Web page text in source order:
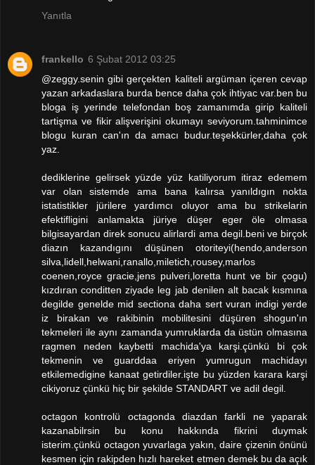
Yanıtla
frankello 6 Şubat 2012 03:25
@zeggy.senin gibi gerçekten kaliteli argüman içeren cevap
yazan arkadaslara burda bence daha çok ihtiyac var.ben bu
bloga iş yerinde telefondan boş zamanımda girip kaliteli
tartişma ve fikir alişverişini okumayı seviyorum.tahminimce
blogu kuran can'ın da amacı budur.teşekkürler,daha çok
yaz.
dediklerine gelirsek yüzde yüz katiliyorum itiraz edemem
var olan sistemde ama bana kalırsa yanıldıgın nokta
istatistikler jürilere yardımcı oluyor ama bu strikelarin
efektifligini anlamakta jüriye düşer eger öle olmasa
bilgisayardan direk sonucu alirlardi ama degil.beni ve birçok
diazın kazandıgını düşünen otoriteyi(hendo,anderson
silva,lidell,helwani,ranallo,miletich,rousey,marlos
coenen,royce gracie,jens pulveri,loretta hunt ve bir çogu)
kızdıran conditten ziyade leg jab denilen alt bacak kısmına
degilde genelde mid sectiona daha sert vuran indigi yerde
iz birakan ve rakibinin mobilitesini düşüren shogun'ın
tekmeleri ile aynı zamanda yumruklarda da üstün olmasına
ragmen neden kaybetti machida'ya karşi.çünkü bi çok
tekmenin ve guarddaa eriyen yumrugun machidayı
etkilemedigine kanaat getirdiler.işte bu yüzden karara karşi
cikiyoruz çünkü hiç bir şekilde STANDART ve adil degil.
octagon kontrolü octagonda diazdan farkli ne yaparak
kazanabilrsin bu konu hakkında fikrini duymak
isterim.çünkü octagon yuvarlaga yakın, daire çizenin önünü
kesmen için rakipden hızlı hareket etmen demek bu da açık